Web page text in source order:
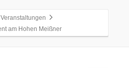
Veranstaltungen
am Hohen Meißner